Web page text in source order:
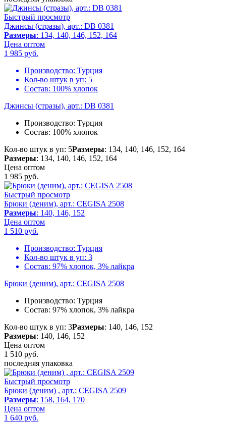
Быстрый просмотр
Джинсы (стразы), арт.: DB 0381
Размеры: 134, 140, 146, 152, 164
Цена оптом
1 985 руб.
Производство: Турция
Кол-во штук в уп: 5
Состав: 100% хлопок
Джинсы (стразы), арт.: DB 0381
Производство: Турция
Состав: 100% хлопок
Кол-во штук в уп: 5Размеры: 134, 140, 146, 152, 164
Размеры: 134, 140, 146, 152, 164
Цена оптом
1 985 руб.
Быстрый просмотр
Брюки (деним), арт.: CEGISA 2508
Размеры: 140, 146, 152
Цена оптом
1 510 руб.
Производство: Турция
Кол-во штук в уп: 3
Состав: 97% хлопок, 3% лайкра
Брюки (деним), арт.: CEGISA 2508
Производство: Турция
Состав: 97% хлопок, 3% лайкра
Кол-во штук в уп: 3Размеры: 140, 146, 152
Размеры: 140, 146, 152
Цена оптом
1 510 руб.
последняя упаковка
Быстрый просмотр
Брюки (деним) , арт.: CEGISA 2509
Размеры: 158, 164, 170
Цена оптом
1 640 руб.